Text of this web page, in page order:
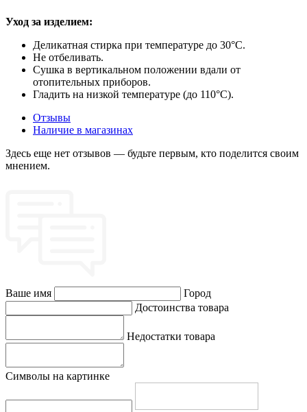
Уход за изделием:
Деликатная стирка при температуре до 30°C.
Не отбеливать.
Сушка в вертикальном положении вдали от
отопительных приборов.
Гладить на низкой температуре (до 110°C).
Отзывы
Наличие в магазинах
Здесь еще нет отзывов — будьте первым, кто поделится своим
мнением.
Ваше имя
Город
Достоинства товара
Недостатки товара
Символы на картинке